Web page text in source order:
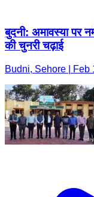
बुदनी: अमावस्या पर
की चुनरी चढ़ाई
Budni, Sehore | Feb